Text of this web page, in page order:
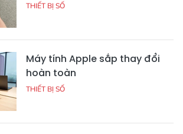
THIẾT BỊ SỐ
Máy tính Apple sắp thay đổi
hoàn toàn
THIẾT BỊ SỐ